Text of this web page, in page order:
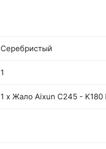
Серебристый
1
1 x Жало Aixun C245 - K180